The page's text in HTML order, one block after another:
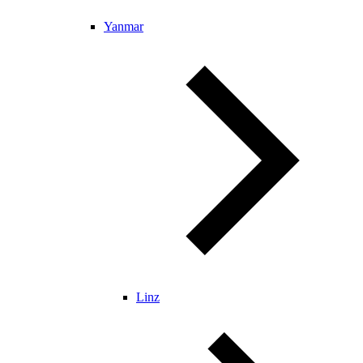
Yanmar
Linz